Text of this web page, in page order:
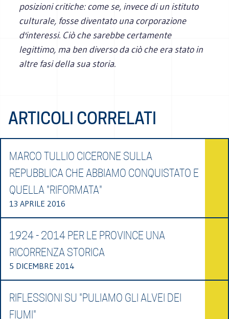
posizioni critiche: come se, invece di un istituto
culturale, fosse diventato una corporazione
d'interessi. Ciò che sarebbe certamente
legittimo, ma ben diverso da ciò che era stato in
altre fasi della sua storia.
ARTICOLI CORRELATI
MARCO TULLIO CICERONE SULLA
REPUBBLICA CHE ABBIAMO CONQUISTATO E
QUELLA "RIFORMATA"
13 APRILE 2016
1924 - 2014 PER LE PROVINCE UNA
RICORRENZA STORICA
5 DICEMBRE 2014
RIFLESSIONI SU "PULIAMO GLI ALVEI DEI
FIUMI"